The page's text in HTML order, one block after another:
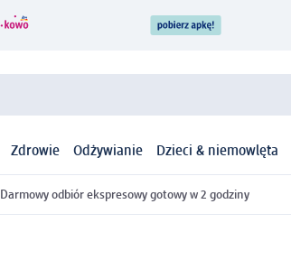
Zdrowie Odżywianie Dzieci & niemowlęta
Darmowy odbiór ekspresowy gotowy w 2 godziny